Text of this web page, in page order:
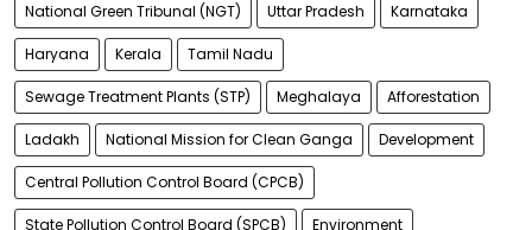
National Green Tribunal (NGT) Uttar Pradesh Karnataka
Haryana Kerala Tamil Nadu
Sewage Treatment Plants (STP) Meghalaya Afforestation
Ladakh National Mission for Clean Ganga Development
Central Pollution Control Board (CPCB)
State Pollution Control Board (SPCB) Environment